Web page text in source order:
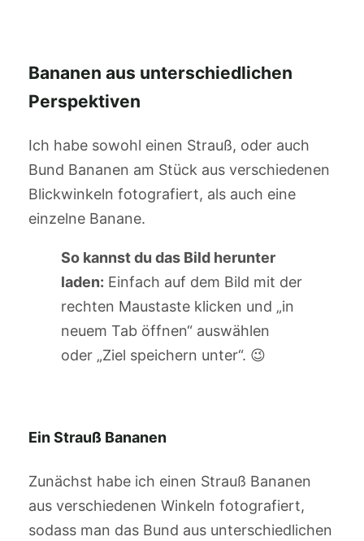
Bananen aus unterschiedlichen
Perspektiven
Ich habe sowohl einen Strauß, oder auch
Bund Bananen am Stück aus verschiedenen
Blickwinkeln fotografiert, als auch eine
einzelne Banane.
So kannst du das Bild herunter
laden: Einfach auf dem Bild mit der
rechten Maustaste klicken und „in
neuem Tab öffnen“ auswählen
oder „Ziel speichern unter“. 😉
Ein Strauß Bananen
Zunächst habe ich einen Strauß Bananen
aus verschiedenen Winkeln fotografiert,
sodass man das Bund aus unterschiedlichen